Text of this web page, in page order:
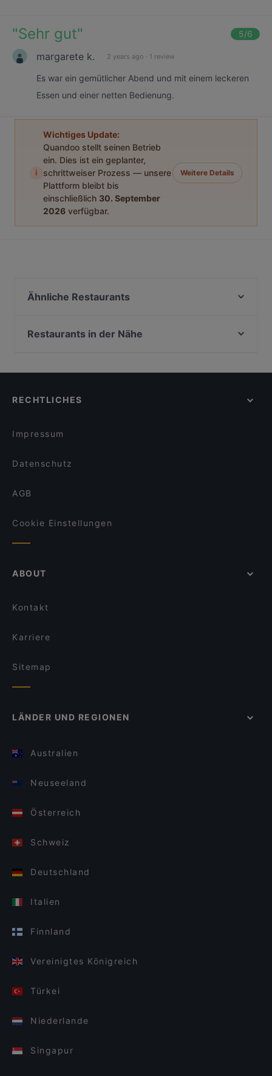
"Sehr gut" 5/6
margarete k. 2 years ago · 1 review
Es war ein gemütlicher Abend und mit einem leckeren
Essen und einer netten Bedienung.
i
Wichtiges Update:
Quandoo stellt seinen Betrieb
ein. Dies ist ein geplanter,
schrittweiser Prozess — unsere
Plattform bleibt bis
einschließlich 30. September
2026 verfügbar.
Weitere Details
Ähnliche Restaurants
Rhe-Vino
Ratatouille Restaurant Meerbusch
Little Star Restaurant
Restaurants in der Nähe
Kavkaz Grillhaus
La Taberna-Española
VAPIANO Düsseldorf Königsallee
RECHTLICHES
Impressum
Datenschutz
AGB
Cookie Einstellungen
ABOUT
Kontakt
Karriere
Sitemap
LÄNDER UND REGIONEN
Australien
Neuseeland
Österreich
Schweiz
Deutschland
Italien
Finnland
Vereinigtes Königreich
Türkei
Niederlande
Singapur